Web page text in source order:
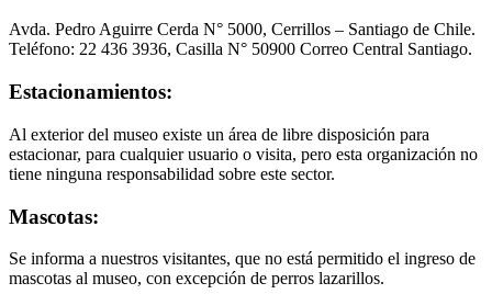
Avda. Pedro Aguirre Cerda N° 5000, Cerrillos – Santiago de Chile.
Teléfono: 22 436 3936, Casilla N° 50900 Correo Central Santiago.
Estacionamientos:
Al exterior del museo existe un área de libre disposición para
estacionar, para cualquier usuario o visita, pero esta organización no
tiene ninguna responsabilidad sobre este sector.
Mascotas:
Se informa a nuestros visitantes, que no está permitido el ingreso de
mascotas al museo, con excepción de perros lazarillos.